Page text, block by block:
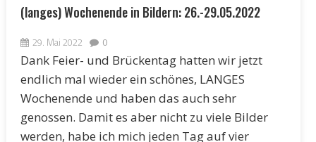
(langes) Wochenende in Bildern: 26.-29.05.2022
29. Mai 2022 0
Dank Feier- und Brückentag hatten wir jetzt
endlich mal wieder ein schönes, LANGES
Wochenende und haben das auch sehr
genossen. Damit es aber nicht zu viele Bilder
werden, habe ich mich jeden Tag auf vier